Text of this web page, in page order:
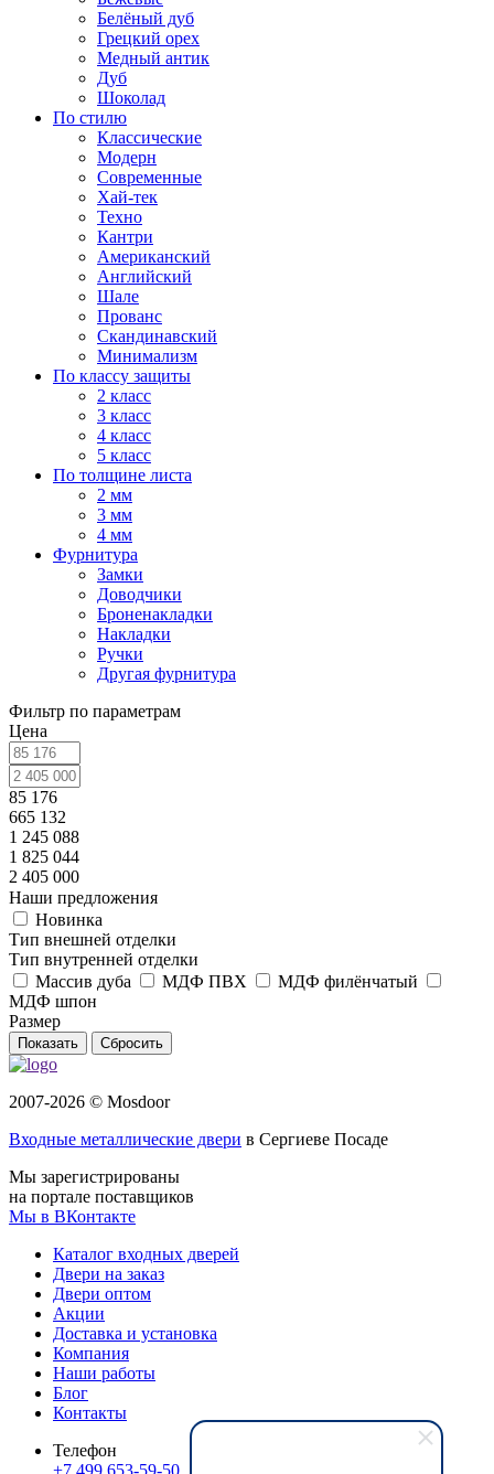
Белёный дуб
Грецкий орех
Медный антик
Дуб
Шоколад
По стилю
Классические
Модерн
Современные
Хай-тек
Техно
Кантри
Американский
Английский
Шале
Прованс
Скандинавский
Минимализм
По классу защиты
2 класс
3 класс
4 класс
5 класс
По толщине листа
2 мм
3 мм
4 мм
Фурнитура
Замки
Доводчики
Броненакладки
Накладки
Ручки
Другая фурнитура
Фильтр по параметрам
Цена
85 176
665 132
1 245 088
1 825 044
2 405 000
Наши предложения
Новинка
Тип внешней отделки
Тип внутренней отделки
Массив дуба
МДФ ПВХ
МДФ филёнчатый
МДФ шпон
Размер
Сбросить
2007-2026 © Mosdoor
Входные металлические двери в Сергиеве Посаде
Мы зарегистрированы
на портале поставщиков
Мы в ВКонтакте
Каталог входных дверей
Двери на заказ
Двери оптом
Акции
Доставка и установка
Компания
Наши работы
Блог
Контакты
Телефон
+7 499 653-59-50